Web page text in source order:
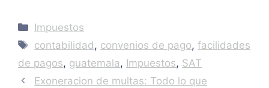
Categories
Impuestos
Tags
contabilidad, convenios de pago,facilidades
de pagos, guatemala, Impuestos, SAT
Exoneracion de multas: Todo lo que